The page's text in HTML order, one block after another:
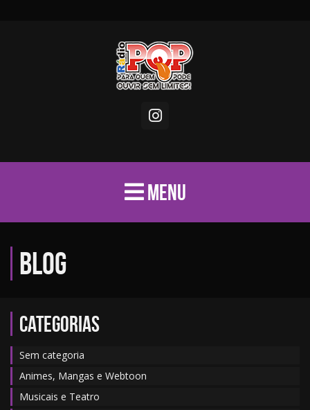
MENU
Blog
Categorias
Sem categoria
Animes, Mangas e Webtoon
Musicais e Teatro